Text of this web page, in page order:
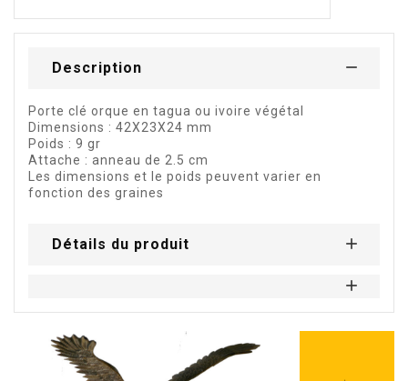
Description
Porte clé orque en tagua ou ivoire végétal
Dimensions : 42X23X24 mm
Poids : 9 gr
Attache : anneau de 2.5 cm
Les dimensions et le poids peuvent varier en
fonction des graines
Détails du produit